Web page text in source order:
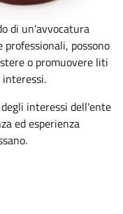
di un'avvocatura
possono
o promuovere liti
interessi dell'ente
ed esperienza